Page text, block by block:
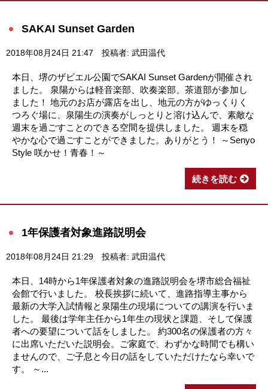
SAKAI Sunset Garden
2018年08月24日 21:47 投稿者: 武田温代
本日、堺のザビエル公園でSAKAI Sunset Gardenが開催され
ました。 泉陽からは軽音楽部、吹奏楽部、茶道部が参加し
ました！ 地元のお店が露店を出し、地元の方がゆっくりく
つろぐ場に、泉陽生の演奏がしっとりと溶け込んで、素敵な
週末を過ごすことのできる空間を提供しました。 週末を穏
やかな心で過ごすことができました。ありがとう！ ～Senyo
Style 咲かせ！青春！～
続きを読む
1年保護者対象進路説明会
2018年08月24日 21:29 投稿者: 武田温代
本日、14時から1年保護者対象の進路説明会を堺市総合福祉
会館で行いました。 校長挨拶に続いて、進路指導主事から
最新の大学入試情報と泉陽生の現場についての講演を行いま
した。 最後は学年主任から1年生の現状と課題、そして保護
者への要望について話をしました。 約300名の保護者の方々
に出席いただいた説明会。ご家庭で、わずかな時間でも構い
ませんので、ご子息と今日の話をしていただけたなら幸いで
す。 ～...